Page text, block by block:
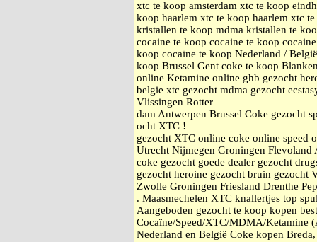
xtc te koop amsterdam xtc te koop
koop haarlem xtc te koop haarlem xtc
kristallen te koop mdma kristallen te
cocaine te koop cocaine te koop
koop cocaïne te koop Nederland /
koop Brussel Gent coke te koop
online Ketamine online ghb gezocht
belgie xtc gezocht mdma gezocht
Vlissingen Rotter
dam Antwerpen Brussel Coke gezocht
ocht XTC !
gezocht XTC online coke online speed
Utrecht Nijmegen Groningen Flevoland
coke gezocht goede dealer gezocht
gezocht heroine gezocht bruin gezocht
Zwolle Groningen Friesland Drenthe
. Maasmechelen XTC knallertjes top
Aangeboden gezocht te koop kopen
Cocaïne/Speed/XTC/MDMA/Ketamine
Nederland en België Coke kopen